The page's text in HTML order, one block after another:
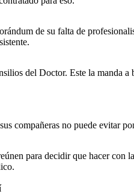
de su falta de
del Doctor. Este la manda
compañeras no puede evitar
para decidir que hacer con